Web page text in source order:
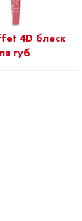
4D блеск
губ